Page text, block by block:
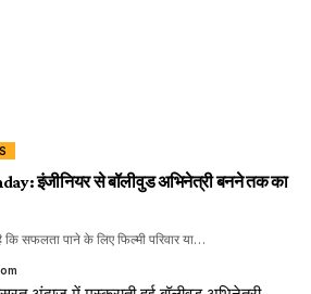
इंजीनियर से बॉलीवुड अभिनेत्री बनने तक का
सफलता पाने के लिए फिल्मी परिवार या…